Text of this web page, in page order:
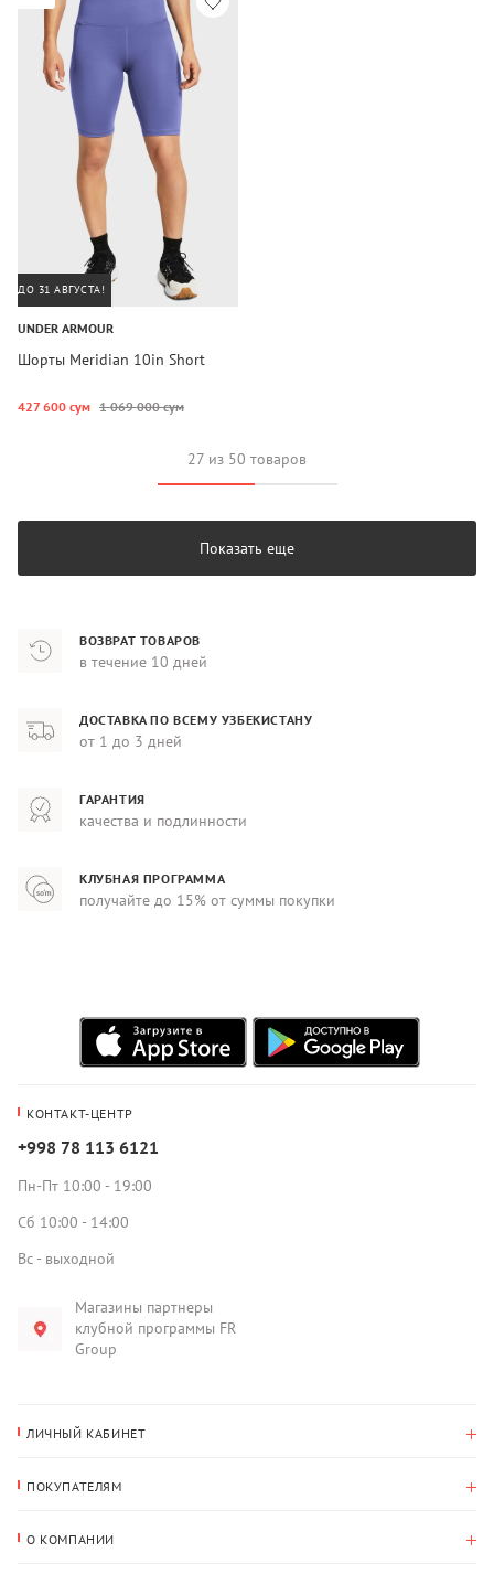
ДО 31 АВГУСТА!
UNDER ARMOUR
Шорты Meridian 10in Short
427 600 сум 1 069 000 сум
27 из 50 товаров
Показать еще
ВОЗВРАТ ТОВАРОВ
в течение 10 дней
ДОСТАВКА ПО ВСЕМУ УЗБЕКИСТАНУ
от 1 до 3 дней
ГАРАНТИЯ
качества и подлинности
КЛУБНАЯ ПРОГРАММА
получайте до 15% от суммы покупки
КОНТАКТ-ЦЕНТР
+998 78 113 6121
Пн-Пт 10:00 - 19:00
Сб 10:00 - 14:00
Вс - выходной
Магазины партнеры
клубной программы FR
Group
ЛИЧНЫЙ КАБИНЕТ
Адрес для доставки
ПОКУПАТЕЛЯМ
О КОМПАНИИ